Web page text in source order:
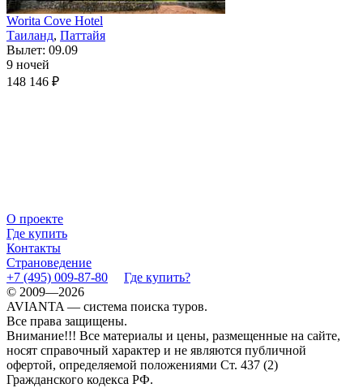
Worita Cove Hotel
Таиланд, Паттайя
Вылет: 09.09
9 ночей
148 146 ₽
О проекте
Где купить
Контакты
Страноведение
+7 (495) 009-87-80
Где купить?
© 2009—2026
AVIANTA — система поиска туров.
Все права защищены.
Внимание!!! Все материалы и цены, размещенные на сайте,
носят справочный характер и не являются публичной
офертой, определяемой положениями Ст. 437 (2)
Гражданского кодекса РФ.